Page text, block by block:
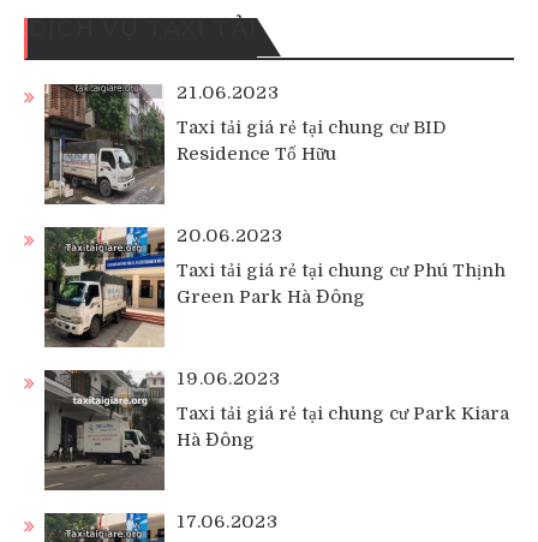
21.06.2023
Taxi tải giá rẻ tại chung cư BID
Residence Tố Hữu
20.06.2023
Taxi tải giá rẻ tại chung cư Phú Thịnh
Green Park Hà Đông
19.06.2023
Taxi tải giá rẻ tại chung cư Park Kiara
Hà Đông
17.06.2023